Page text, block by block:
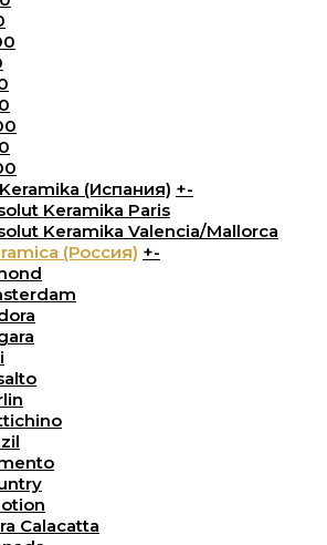
(Испания) +-
Keramika Paris
Keramika Valencia/Mallorca
(Россия) +-
Calacatta